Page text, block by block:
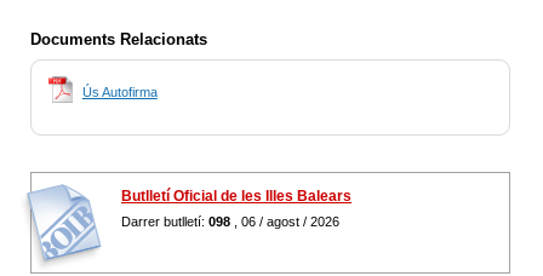
Documents Relacionats
Ús Autofirma
Butlletí Oficial de les Illes Balears
Darrer butlletí: 098 , 06 / agost / 2026